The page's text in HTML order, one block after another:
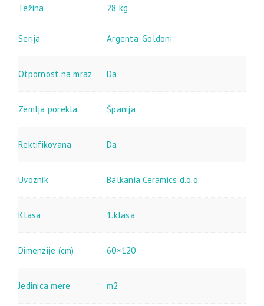
Težina 28 kg
Serija Argenta-Goldoni
Otpornost na mraz Da
Zemlja porekla Španija
Rektifikovana Da
Uvoznik Balkania Ceramics d.o.o.
Klasa 1.klasa
Dimenzije (cm) 60×120
Jedinica mere m2